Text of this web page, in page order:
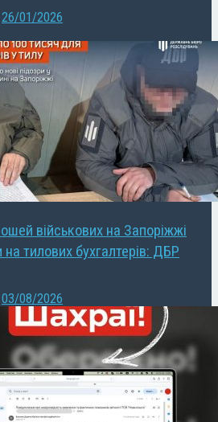
26/01/2026
військових на Запоріжжі
тилових бухгалтерів: ДБР
03/08/2026